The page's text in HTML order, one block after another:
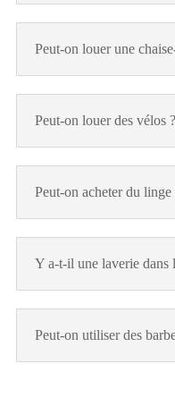
Peut-on louer une
Peut-on louer des vélos ?
Peut-on acheter du linge
Y a-t-il une laverie dans
Peut-on utiliser des